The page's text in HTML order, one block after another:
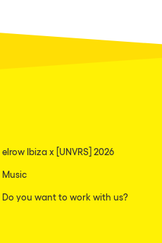
elrow Ibiza x [UNVRS] 2026
Music
Do you want to work with us?